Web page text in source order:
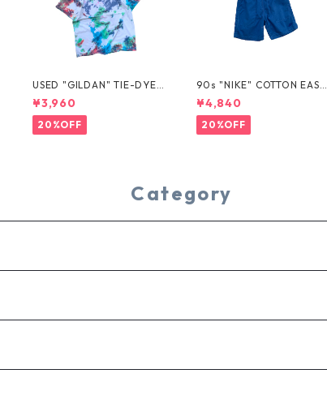
USED "GILDAN" TIE-DYE T
EE
¥3,960
20%OFF
90s "NIKE" COTTON EASY
SHORTS
¥4,840
20%OFF
Category